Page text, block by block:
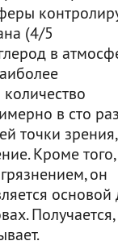
(4/5
в
в сто раз
точки зрения,
Кроме того,
он
основой
Получается,